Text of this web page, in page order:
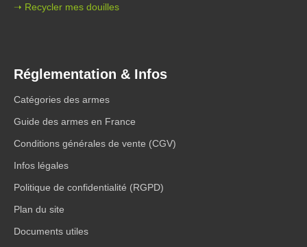
➝ Recycler mes douilles
Réglementation & Infos
Catégories des armes
Guide des armes en France
Conditions générales de vente (CGV)
Infos légales
Politique de confidentialité (RGPD)
Plan du site
Documents utiles